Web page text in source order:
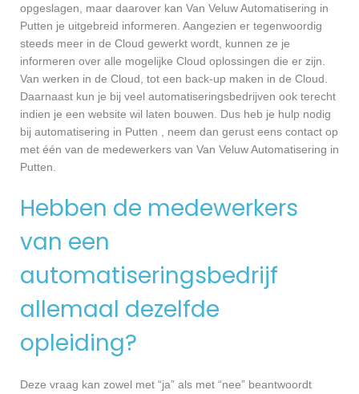
opgeslagen, maar daarover kan Van Veluw Automatisering in
Putten je uitgebreid informeren. Aangezien er tegenwoordig
steeds meer in de Cloud gewerkt wordt, kunnen ze je
informeren over alle mogelijke Cloud oplossingen die er zijn.
Van werken in de Cloud, tot een back-up maken in de Cloud.
Daarnaast kun je bij veel automatiseringsbedrijven ook terecht
indien je een website wil laten bouwen. Dus heb je hulp nodig
bij automatisering in Putten , neem dan gerust eens contact op
met één van de medewerkers van Van Veluw Automatisering in
Putten.
Hebben de medewerkers
van een
automatiseringsbedrijf
allemaal dezelfde
opleiding?
Deze vraag kan zowel met “ja” als met “nee” beantwoordt